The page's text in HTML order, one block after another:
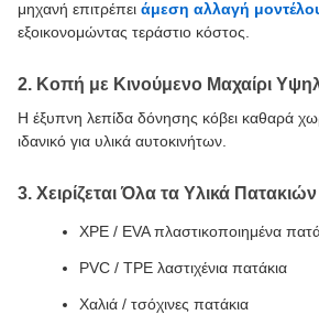
μηχανή επιτρέπει άμεση αλλαγή
εξοικονομώντας τεράστιο κόστος.
2. Κοπή με Κινούμενο Μαχαίρι
Η έξυπνη λεπίδα δόνησης κόβει καθαρά
ιδανικό για υλικά αυτοκινήτων.
3. Χειρίζεται Όλα τα Υλικά
XPE / EVA πλαστικοποιημένα
PVC / TPE λαστιχένια πατάκια
Χαλιά / τσόχινες πατάκια